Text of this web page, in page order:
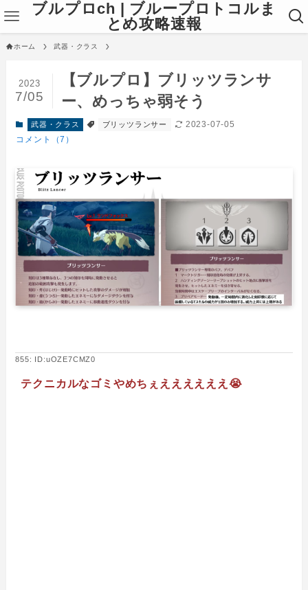
ブルプロch | ブループロトコルま
とめ攻略速報
ホーム 武器・クラス
【ブルプロ】ブリッツランサ
ー、めっちゃ弱そう
2023
7/05
武器・クラス ブリッツランサー
2023-07-05
コメント（7）
855: ID:uOZE7CMZ0
テクニカルなゴミやめちぇええええええ😭